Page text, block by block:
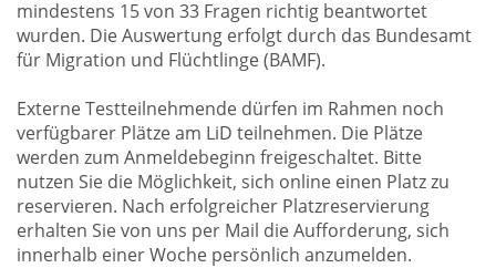
mindestens 15 von 33 Fragen richtig beantwortet
wurden. Die Auswertung erfolgt durch das Bundesamt
für Migration und Flüchtlinge (BAMF).
Externe Testteilnehmende dürfen im Rahmen noch
verfügbarer Plätze am LiD teilnehmen. Die Plätze
werden zum Anmeldebeginn freigeschaltet. Bitte
nutzen Sie die Möglichkeit, sich online einen Platz zu
reservieren. Nach erfolgreicher Platzreservierung
erhalten Sie von uns per Mail die Aufforderung, sich
innerhalb einer Woche persönlich anzumelden.